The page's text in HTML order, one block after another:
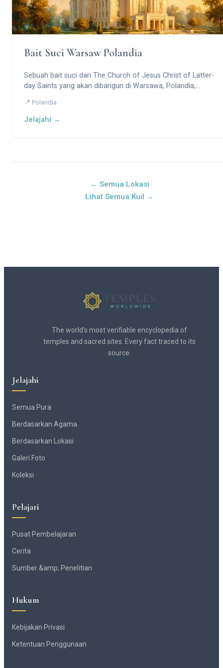
Bait Suci Warsaw Polandia
Sebuah bait suci dari The Church of Jesus Christ of Latter-
day Saints yang akan dibangun di Warsawa, Polandia,
📍 Polandia
Jelajahi →
← Semua Lokasi
Lihat Semua Kuil →
The world's most verifiable encyclopedia of
temples and sacred sites. Every fact traced to its
source.
Jelajahi
Semua Pura
Berdasarkan Agama
Berdasarkan Lokasi
Galeri Foto
Koleksi
Pelajari
Pusat Pembelajaran
Cerita
Sumber &amp; Penelitian
Hukum
Kebijakan Privasi
Ketentuan Penggunaan